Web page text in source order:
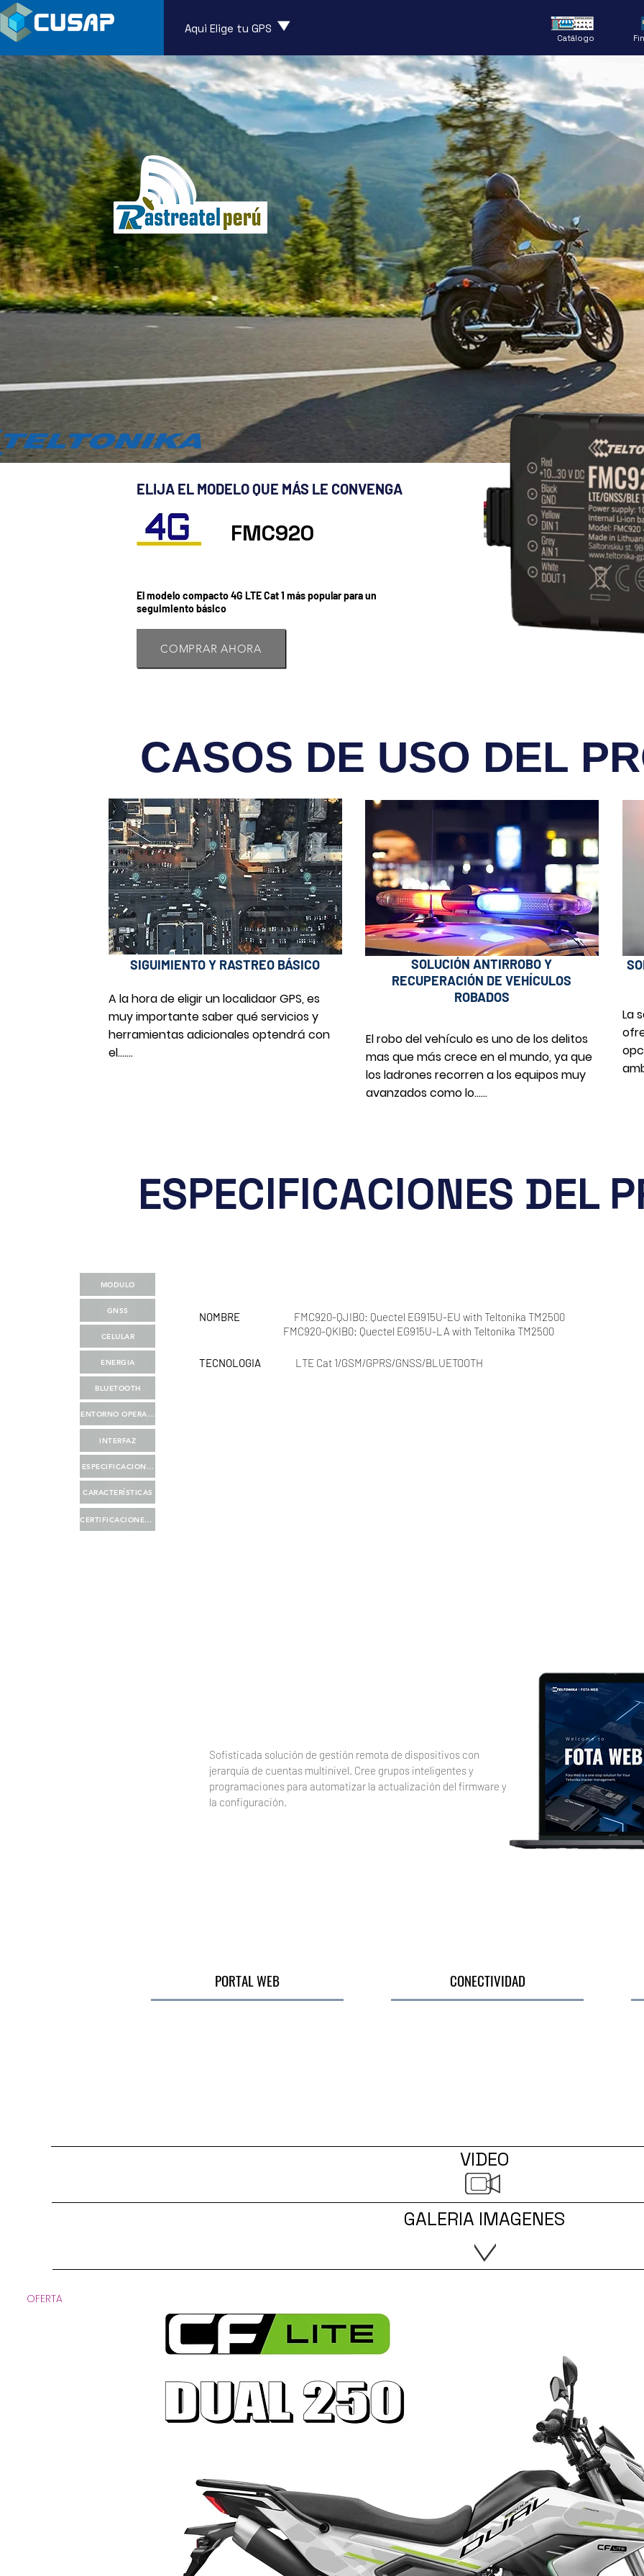
Aqui Elige tu GPS
Catálogo
ELIJA EL MODELO QUE MÁS LE CONVENGA
FMC920
El modelo compacto 4G LTE Cat 1 más popular para un
seguimiento básico
COMPRAR AHORA
CASOS DE USO DEL
SIGUIMIENTO Y RASTREO BÁSICO
A la hora de eligir un localidaor GPS, es
muy importante saber qué servicios y
herramientas adicionales optendrá con
el.......
SOLUCIÓN ANTIRROBO Y
RECUPERACIÓN DE VEHÍCULOS
ROBADOS
El robo del vehículo es uno de los delitos
mas que más crece en el mundo, ya que
los ladrones recorren a los equipos muy
avanzados como lo......
La
ESPECIFICACIONES DEL
MODULO
GNSS
CELULAR
ENERGIA
BLUETOOTH
ENTORNO OPERATIVO
INTERFAZ
ESPECIFICACIONES FÍSICAS
CARACTERÍSTICAS
CERTIFICACIONES Y HOMOLOGACIONES
NOMBRE
                         FMC920-QJIB0: Quectel EG915U-EU with Teltonika TM2500
                                       FMC920-QKIB0: Quectel EG915U-LA with Teltonika TM2500
TECNOLOGIA
               LTE Cat 1/GSM/GPRS/GNSS/BLUETOOTH
Sofisticada solución de gestión remota de dispositivos con
jerarquía de cuentas multinivel. Cree grupos inteligentes y
programaciones para automatizar la actualización del firmware y
la configuración.
PORTAL WEB CONECTIVIDAD
VIDEO
GALERIA IMAGENES
OFERTA